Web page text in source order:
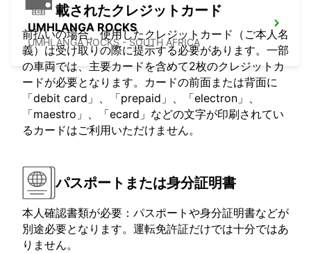
UMHLANGA ROCKS
UMHLANGA ROCKS - SOUTH AFRICA
載されたクレジットカード
前払いの場合、使用したクレジットカード（ご本人名
義）は受け取りの際に提示する必要があります。一部
の車両では、主要カードを含めて2枚のクレジットカ
ードが必要となります。カードの前面または背面に
「debit card」、「prepaid」、「electron」、
「maestro」、「ecard」などの文字が印刷されてい
るカードはご利用いただけません。
パスポートまたは身分証明書
本人確認書類が必要：パスポートや身分証明書などが
別途必要となります。運転免許証だけでは十分ではあ
りません。